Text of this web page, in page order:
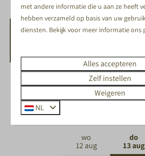
2 gasten
do13-08-2026
wo
12 aug
do
13 aug
met andere informatie die u aan ze heeft
hebben verzameld op basis van uw
diensten. Bekijk voor meer informatie ons
Alles accepteren
Zelf instellen
Weigeren
NL